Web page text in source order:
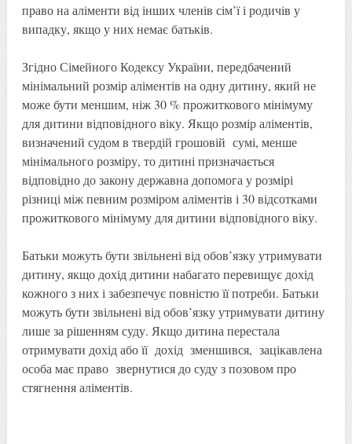
право на аліменти від інших членів сім’ї і родичів у
випадку, якщо у них немає батьків.
Згідно Сімейного Кодексу України, передбачений
мінімальний розмір аліментів на одну дитину, який не
може бути меншим, ніж 30 % прожиткового мінімуму
для дитини відповідного віку. Якщо розмір аліментів,
визначений судом в твердій грошовій сумі, менше
мінімального розміру, то дитині призначається
відповідно до закону державна допомога у розмірі
різниці між певним розміром аліментів і 30 відсотками
прожиткового мінімуму для дитини відповідного віку.
Батьки можуть бути звільнені від обов’язку утримувати
дитину, якщо дохід дитини набагато перевищує дохід
кожного з них і забезпечує повністю її потреби. Батьки
можуть бути звільнені від обов’язку утримувати дитину
лише за рішенням суду. Якщо дитина перестала
отримувати дохід або її дохід зменшився, зацікавлена
особа має право звернутися до суду з позовом про
стягнення аліментів.